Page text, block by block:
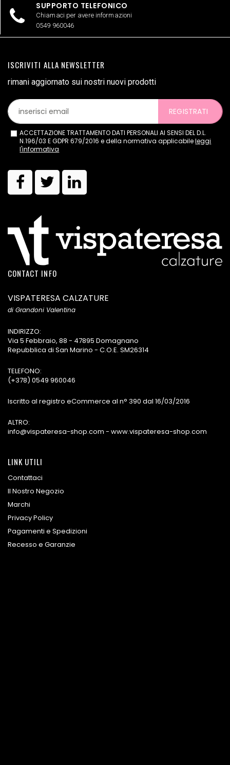
SUPPORTO TELEFONICO
Chiamaci per avere informazioni
0549 960046
ISCRIVITI ALLA NEWSLETTER
rimani aggiornato sui nostri nuovi prodotti
REGISTRATI
ACCETTAZIONE TRATTAMENTO DATI PERSONALI AI SENSI DEL D.L.
N.196/03 E GDPR 679/2016 e della normativa applicabileleggi
l'informativa
CONTACT INFO
VISPATERESA CALZATURE
di Grandoni Valentina
INDIRIZZO:
Via 5 Febbraio, 88 - 47895 Domagnano
Repubblica di San Marino - C.O.E. SM26314
TELEFONO:
(+378) 0549 960046
Iscritto al registro eCommerce al n° 390 dal 16/03/2016
ALTRO:
info@vispateresa-shop.com - www.vispateresa-shop.com
LINK UTILI
Contattaci
Il Nostro Negozio
Marchi
Privacy Policy
Pagamenti e Spedizioni
Recesso e Garanzie